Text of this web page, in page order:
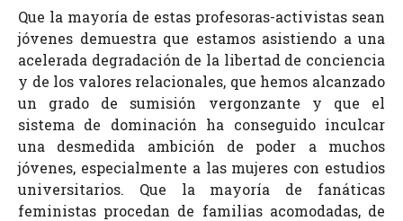
Que la mayoría de estas profesoras-activistas sean
jóvenes demuestra que estamos asistiendo a una
acelerada degradación de la libertad de conciencia
y de los valores relacionales, que hemos alcanzado
un grado de sumisión vergonzante y que el
sistema de dominación ha conseguido inculcar
una desmedida ambición de poder a muchos
jóvenes, especialmente a las mujeres con estudios
universitarios. Que la mayoría de fanáticas
feministas procedan de familias acomodadas, de